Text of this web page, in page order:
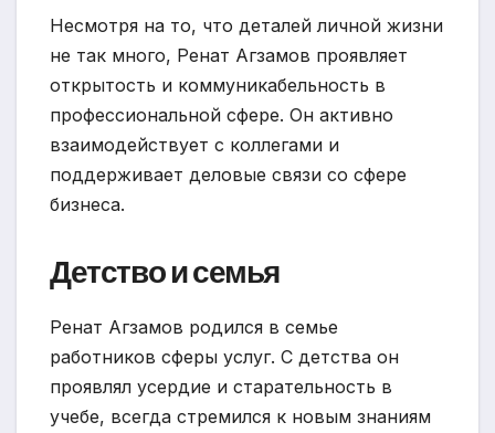
Несмотря на то, что деталей личной жизни
не так много, Ренат Агзамов проявляет
открытость и коммуникабельность в
профессиональной сфере. Он активно
взаимодействует с коллегами и
поддерживает деловые связи со сфере
бизнеса.
Детство и семья
Ренат Агзамов родился в семье
работников сферы услуг. С детства он
проявлял усердие и старательность в
учебе, всегда стремился к новым знаниям